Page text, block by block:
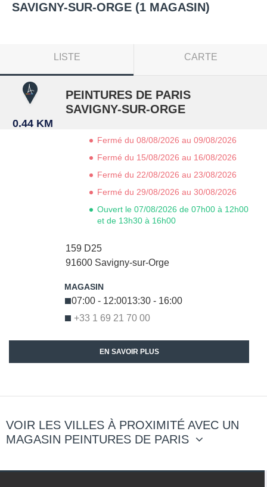
SAVIGNY-SUR-ORGE (1 MAGASIN)
LISTE CARTE
0.44 KM
PEINTURES DE PARIS
SAVIGNY-SUR-ORGE
159 D25
91600 Savigny-sur-Orge
+33 1 69 21 70 00
07:00 - 12:0013:30 - 16:00
Fermé du 08/08/2026 au 09/08/2026
Fermé du 15/08/2026 au 16/08/2026
Fermé du 22/08/2026 au 23/08/2026
Fermé du 29/08/2026 au 30/08/2026
Ouvert le 07/08/2026 de 07h00 à 12h00
et de 13h30 à 16h00
EN SAVOIR PLUS
VOIR LES VILLES À PROXIMITÉ AVEC UN
MAGASIN PEINTURES DE PARIS